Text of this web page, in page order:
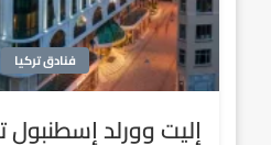
فنادق تركيا
إليت وورلد